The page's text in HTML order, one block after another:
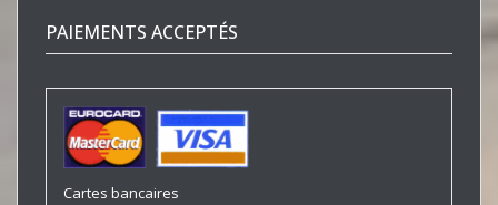
PAIEMENTS ACCEPTÉS
Cartes bancaires